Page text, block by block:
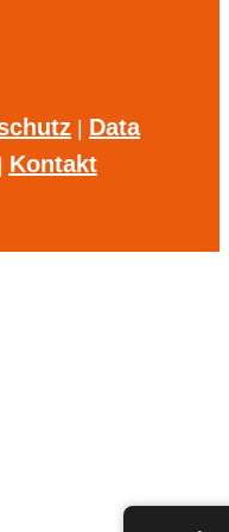
Data
Kontakt